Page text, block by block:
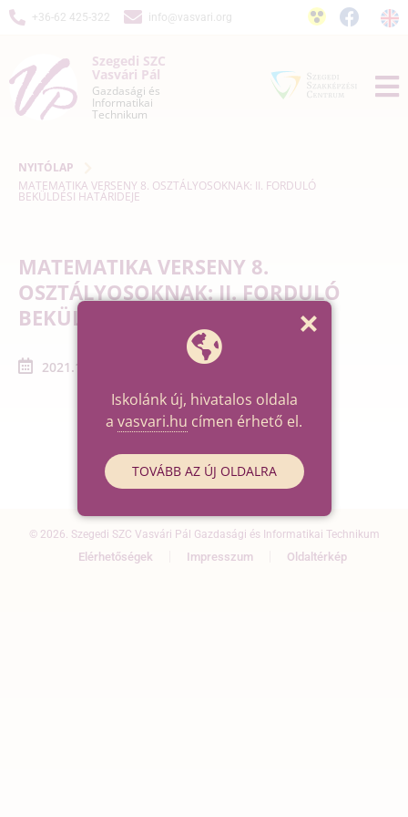
+36-62 425-322 info@vasvari.org
Szegedi SZC
Vasvári Pál
Gazdasági és
Informatikai
Technikum
NYITÓLAP
MATEMATIKA VERSENY 8. OSZTÁLYOSOKNAK: II. FORDULÓ
BEKÜLDÉSI HATÁRIDEJE
MATEMATIKA VERSENY 8.
OSZTÁLYOSOKNAK: II. FORDULÓ
BEKÜLDÉSI HATÁRIDEJE
2021.12.07. - 2021.12.07.
© 2026. Szegedi SZC Vasvári Pál Gazdasági és Informatikai Technikum
Elérhetőségek Impresszum Oldaltérkép
Iskolánk új, hivatalos oldala
a vasvari.hu címen érhető el.
TOVÁBB AZ ÚJ OLDALRA